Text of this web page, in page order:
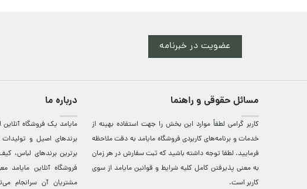
عضویت در خبرنامه
مسائل حقوقی و راهنما
کاربر گرامی لطفاً موارد این بخش را جهت استفاده بهینه از
خدمات و برنامه‌‏های کاربردی فروشگاه مایامد به دقت ملاحظه
فرمایید. لطفا توجه داشته باشید که ثبت سفارش در هر زمان
به معنی پذیرفتن کامل کلیه شرایط و قوانین مایامد از سوی
کاربر است.
درباره ما
مایامد يک فروشگاه
برندهای اصيل و توليدات
برترين‌ برندهای لباس،
فروشگاه آنلاين
مشتريان آن سرانجام